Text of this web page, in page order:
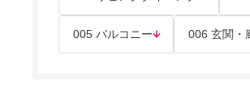
005 バルコニー 006 玄関・